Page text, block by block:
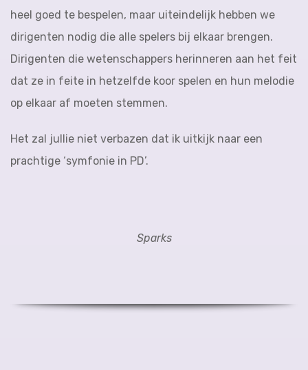
heel goed te bespelen, maar uiteindelijk hebben we
dirigenten nodig die alle spelers bij elkaar brengen.
Dirigenten die wetenschappers herinneren aan het feit
dat ze in feite in hetzelfde koor spelen en hun melodie
op elkaar af moeten stemmen.
Het zal jullie niet verbazen dat ik uitkijk naar een
prachtige ‘symfonie in PD’.
Sparks